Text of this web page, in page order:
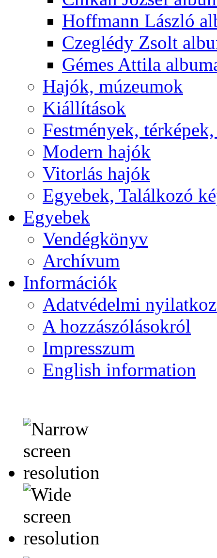
Hoffmann László
Czeglédy Zsolt
Gémes Attila
Hajók, múzeumok
Kiállítások
Festmények,
Modern hajók
Vitorlás hajók
Egyebek, Találkozó
Egyebek
Vendégkönyv
Archívum
Információk
Adatvédelmi
A hozzászólásokról
Impresszum
English information